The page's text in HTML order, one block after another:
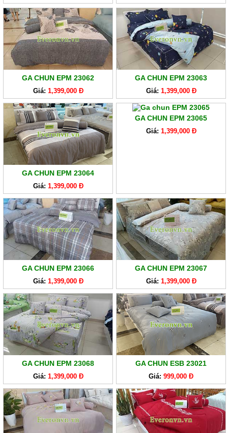
GA CHUN EPM 23062
Giá: 1,399,000 Đ
GA CHUN EPM 23063
Giá: 1,399,000 Đ
GA CHUN EPM 23064
Giá: 1,399,000 Đ
GA CHUN EPM 23065
Giá: 1,399,000 Đ
GA CHUN EPM 23066
Giá: 1,399,000 Đ
GA CHUN EPM 23067
Giá: 1,399,000 Đ
GA CHUN EPM 23068
Giá: 1,399,000 Đ
GA CHUN ESB 23021
Giá: 999,000 Đ